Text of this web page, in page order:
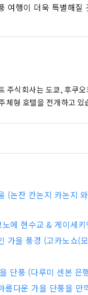
여행이 더욱 특별해질
주식회사는 도쿄, 후쿠
체형 호텔을 전개하고 있
(논잔 칸논지 카논지
에 현수교 & 게이세키
가을 풍경 (고카노쇼(
단풍 (다루미 센본 은
다운 가을 단풍을 만